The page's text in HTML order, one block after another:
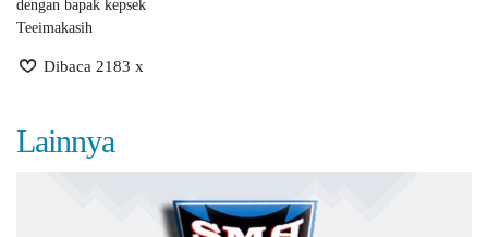
dengan bapak kepsek
Teeimakasih
Dibaca 2183 x
Lainnya